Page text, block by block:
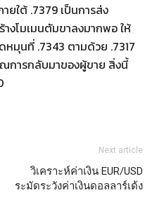
ยใต้ .7379 เป็นการส่ง
โมเมนตัมขาลงมากพอ ให้
หมุนที่ .7343 ตามด้วย .7317
การกลับมาของผู้ขาย สิ่งนี้
Next article
วิเคราะห์ค่าเงิน EUR/USD
ระมัดระวังค่าเงินดอลลาร์เด้ง